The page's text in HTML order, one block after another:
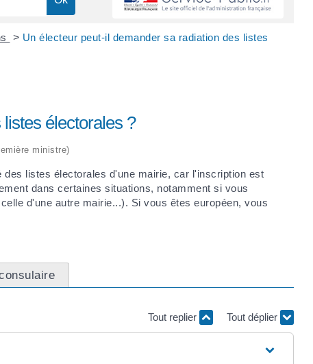
> Un électeur peut-il demander sa radiation des listes
électorales ?
ministre)
listes électorales d'une mairie, car l'inscription est
dans certaines situations, notamment si vous
d'une autre mairie...). Si vous êtes européen, vous
Tout replier Tout déplier